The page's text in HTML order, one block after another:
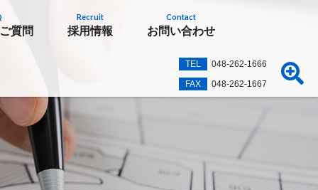
質問
Recruit
採用情報
Contact
お問い合わせ
TEL
048-262-1666
FAX
048-262-1667